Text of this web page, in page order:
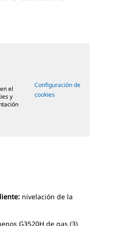
el
y
Configuración de
cookies
nivelación de la
G3520H de gas (3)